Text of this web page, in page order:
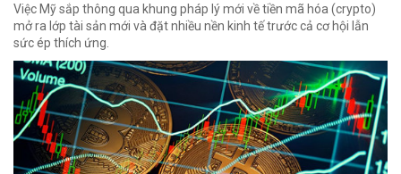
Việc Mỹ sắp thông qua khung pháp lý mới về tiền mã hóa (crypto)
mở ra lớp tài sản mới và đặt nhiều nền kinh tế trước cả cơ hội lẫn
sức ép thích ứng.